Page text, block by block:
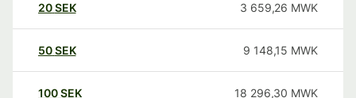
20SEK 3 659,26 MWK
50SEK 9 148,15 MWK
100SEK 18 296,30 MWK